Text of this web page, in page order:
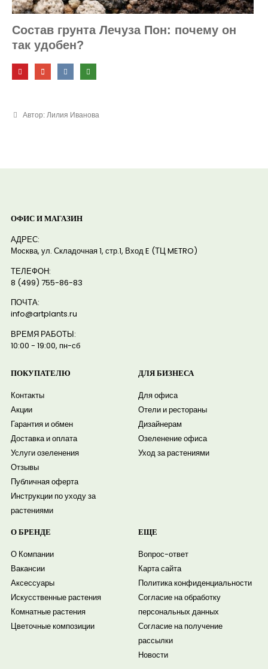
Состав грунта Лечуза Пон: почему он
так удобен?
Автор: Лилия Иванова
ОФИС И МАГАЗИН
АДРЕС:
Москва, ул. Складочная 1, стр.1, Вход E (ТЦ METRO)
ТЕЛЕФОН:
8 (499) 755-86-83
ПОЧТА:
info@artplants.ru
ВРЕМЯ РАБОТЫ:
10:00 - 19:00, пн-сб
ПОКУПАТЕЛЮ
Контакты
Акции
Гарантия и обмен
Доставка и оплата
Услуги озеленения
Отзывы
Публичная оферта
Инструкции по уходу за
растениями
ДЛЯ БИЗНЕСА
Для офиса
Отели и рестораны
Дизайнерам
Озеленение офиса
Уход за растениями
О БРЕНДЕ
О Компании
Вакансии
Аксессуары
Искусственные растения
Комнатные растения
Цветочные композиции
ЕЩЕ
Вопрос-ответ
Карта сайта
Политика конфиденциальности
Согласие на обработку
персональных данных
Согласие на получение
рассылки
Новости